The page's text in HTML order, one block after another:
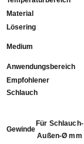
Material
Lösering
Medium
Anwendungsbereich
Empfohlener
Gewinde
Für Schlauch-
Außen-Ø mm